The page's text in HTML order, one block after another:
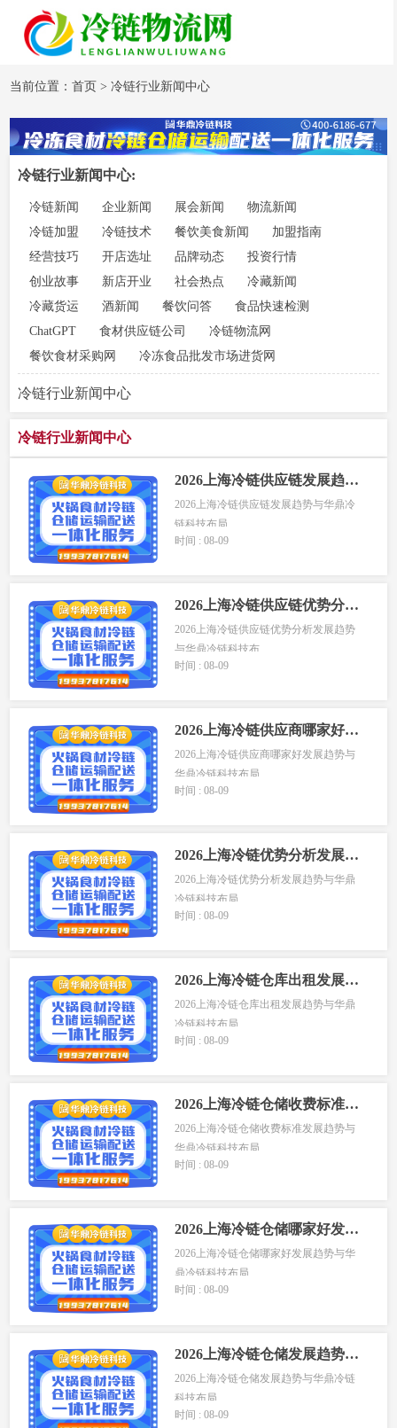
当前位置：首页 >冷链行业新闻中心
冷链行业新闻中心:
冷链新闻 企业新闻 展会新闻
物流新闻
冷链加盟
冷链技术 餐饮美食新闻
加盟指南
经营技巧
开店选址 品牌动态
投资行情
创业故事
新店开业 社会热点
冷藏新闻
冷藏货运
酒新闻 餐饮问答
食品快速检测
ChatGPT
食材供应链公司
冷链物流网
餐饮食材采购网
冷冻食品批发市场进货网
冷链行业新闻中心
冷链行业新闻中心
2026上海冷链供应链发展趋势与华鼎冷链科技布局
2026上海冷链供应链发展趋势与华鼎冷
链科技布局
时间 : 08-09
2026上海冷链供应链优势分析发展趋势与华鼎冷链科技布局
2026上海冷链供应链优势分析发展趋势
与华鼎冷链科技布...
时间 : 08-09
2026上海冷链供应商哪家好发展趋势与华鼎冷链科技布局
2026上海冷链供应商哪家好发展趋势与
华鼎冷链科技布局...
时间 : 08-09
2026上海冷链优势分析发展趋势与华鼎冷链科技布局
2026上海冷链优势分析发展趋势与华鼎
冷链科技布局
时间 : 08-09
2026上海冷链仓库出租发展趋势与华鼎冷链科技布局
2026上海冷链仓库出租发展趋势与华鼎
冷链科技布局
时间 : 08-09
2026上海冷链仓储收费标准发展趋势与华鼎冷链科技布局
2026上海冷链仓储收费标准发展趋势与
华鼎冷链科技布局...
时间 : 08-09
2026上海冷链仓储哪家好发展趋势与华鼎冷链科技布局
2026上海冷链仓储哪家好发展趋势与华
鼎冷链科技布局
时间 : 08-09
2026上海冷链仓储发展趋势与华鼎冷链科技布局
2026上海冷链仓储发展趋势与华鼎冷链
科技布局
时间 : 08-09